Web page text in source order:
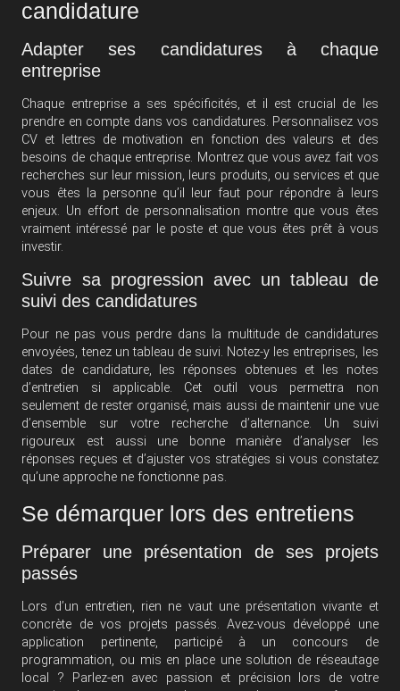
candidature
Adapter ses candidatures à chaque
entreprise
Chaque entreprise a ses spécificités, et il est crucial de les
prendre en compte dans vos candidatures. Personnalisez vos
CV et lettres de motivation en fonction des valeurs et des
besoins de chaque entreprise. Montrez que vous avez fait vos
recherches sur leur mission, leurs produits, ou services et que
vous êtes la personne qu’il leur faut pour répondre à leurs
enjeux. Un effort de personnalisation montre que vous êtes
vraiment intéressé par le poste et que vous êtes prêt à vous
investir.
Suivre sa progression avec un tableau de
suivi des candidatures
Pour ne pas vous perdre dans la multitude de candidatures
envoyées, tenez un tableau de suivi. Notez-y les entreprises, les
dates de candidature, les réponses obtenues et les notes
d’entretien si applicable. Cet outil vous permettra non
seulement de rester organisé, mais aussi de maintenir une vue
d’ensemble sur votre recherche d’alternance. Un suivi
rigoureux est aussi une bonne manière d’analyser les
réponses reçues et d’ajuster vos stratégies si vous constatez
qu’une approche ne fonctionne pas.
Se démarquer lors des entretiens
Préparer une présentation de ses projets
passés
Lors d’un entretien, rien ne vaut une présentation vivante et
concrète de vos projets passés. Avez-vous développé une
application pertinente, participé à un concours de
programmation, ou mis en place une solution de réseautage
local ? Parlez-en avec passion et précision lors de votre